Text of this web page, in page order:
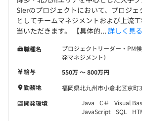
SIerのプロジェクトにおいて、プロジェ
としてチームマネジメントおよび上流
当いただきます。 【具体的... 詳しく見る
職種名
プロジェクトリーダー・PM
発マネジメント）
給与
550万 〜 800万円
勤務地
福岡県北九州市小倉北区京町
開発環境
Java C＃ Visual
JavaScript
SQL